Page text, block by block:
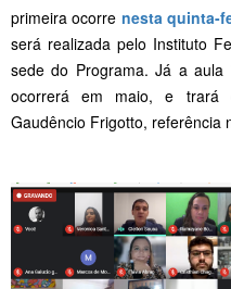
primeira ocorre nesta quinta-
será realizada pelo Instituto
sede do Programa. Já a
ocorrerá em maio, e trará
Gaudêncio Frigotto, referência